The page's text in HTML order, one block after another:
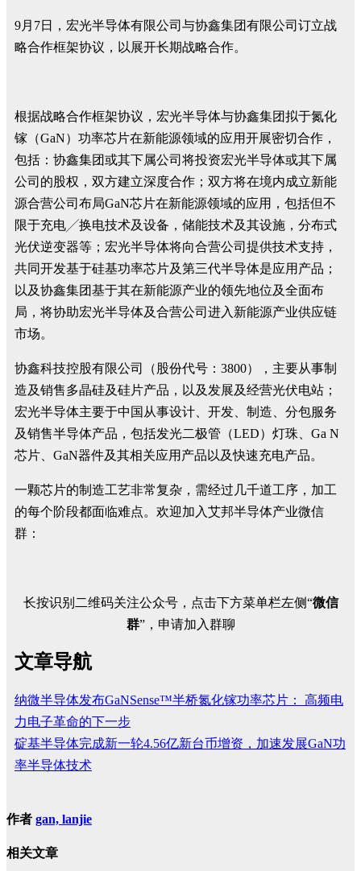
9月7日，宏光半导体有限公司与协鑫集团有限公司订立战
略合作框架协议，以展开长期战略合作。
根据战略合作框架协议，宏光半导体与协鑫集团拟于氮化
镓（GaN）功率芯片在新能源领域的应用开展密切合作，
包括：协鑫集团或其下属公司将投资宏光半导体或其下属
公司的股权，双方建立深度合作；双方将在境内成立新能
源合营公司布局GaN芯片在新能源领域的应用，包括但不
限于充电╱换电技术及设备，储能技术及其设施，分布式
光伏逆变器等；宏光半导体将向合营公司提供技术支持，
共同开发基于硅基功率芯片及第三代半导体是应用产品；
以及协鑫集团基于其在新能源产业的领先地位及全面布
局，将协助宏光半导体及合营公司进入新能源产业供应链
市场。
协鑫科技控股有限公司（股份代号：3800），主要从事制
造及销售多晶硅及硅片产品，以及发展及经营光伏电站；
宏光半导体主要于中国从事设计、开发、制造、分包服务
及销售半导体产品，包括发光二极管（LED）灯珠、Ga N
芯片、GaN器件及其相关应用产品以及快速充电产品。
一颗芯片的制造工艺非常复杂，需经过几千道工序，加工
的每个阶段都面临难点。欢迎加入艾邦半导体产业微信
群：
长按识别二维码关注公众号，点击下方菜单栏左侧“微信
群”，申请加入群聊
文章导航
纳微半导体发布GaNSense™️半桥氮化镓功率芯片： 高频电
力电子革命的下一步
碇基半导体完成新一轮4.56亿新台币增资，加速发展GaN功
率半导体技术
作者 gan, lanjie
相关文章